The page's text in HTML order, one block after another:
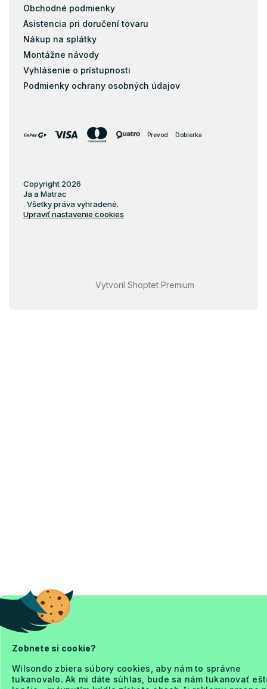
Zobnete si cookie?
Wilsondo zbiera súbory cookies, aby nám to správne
tukanovalo. Ak mi dáte súhlas, bude sa nám tukanovať
Obchodné podmienky
Asistencia pri doručení tovaru
Nákup na splátky
Montážne návody
Vyhlásenie o prístupnosti
Podmienky ochrany osobných údajov
Prevod Dobierka
Vytvoril Shoptet Premium
Copyright 2026
Ja a Matrac
. Všetky práva vyhradené.
Upraviť nastavenie cookies